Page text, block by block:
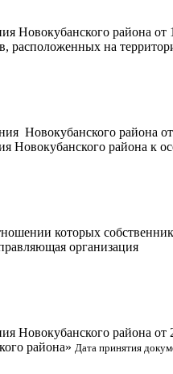
Новокубанского района от
на
Новокубанского
Новокубанского района к
которых
организация
Новокубанского района
района» Дата принятия